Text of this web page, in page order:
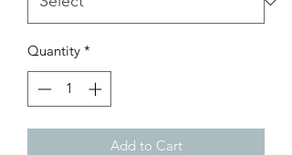
Quantity *
Add to Cart